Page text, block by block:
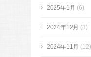
2025年1月 (6)
2024年12月 (3)
2024年11月 (12)